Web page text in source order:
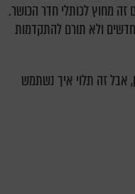
מחוץ לכותלי חדר הכושר.
ולא תורם להתקדמות
אבל זה תלוי איך נשתמש